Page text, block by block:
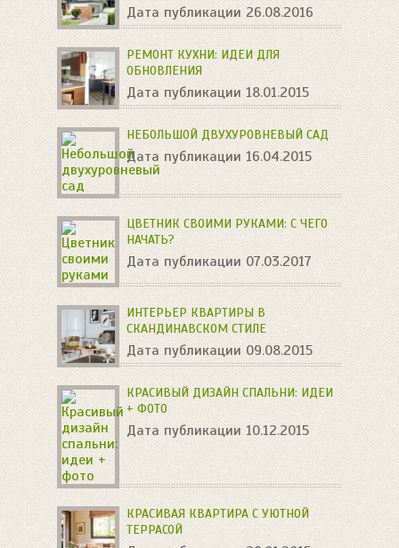
Дата публикации 26.08.2016
РЕМОНТ КУХНИ: ИДЕИ ДЛЯ
ОБНОВЛЕНИЯ
Дата публикации 18.01.2015
НЕБОЛЬШОЙ ДВУХУРОВНЕВЫЙ САД
Дата публикации 16.04.2015
ЦВЕТНИК СВОИМИ РУКАМИ: С ЧЕГО
НАЧАТЬ?
Дата публикации 07.03.2017
ИНТЕРЬЕР КВАРТИРЫ В
СКАНДИНАВСКОМ СТИЛЕ
Дата публикации 09.08.2015
КРАСИВЫЙ ДИЗАЙН СПАЛЬНИ: ИДЕИ
+ ФОТО
Дата публикации 10.12.2015
КРАСИВАЯ КВАРТИРА С УЮТНОЙ
ТЕРРАСОЙ